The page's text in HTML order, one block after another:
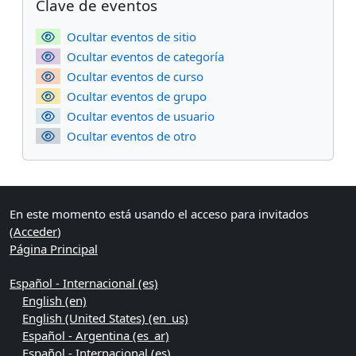
Clave de eventos
Ocultar eventos de sitio
Ocultar eventos de categoría
Ocultar eventos de curso
Ocultar eventos de grupo
Ocultar eventos de usuario
Ocultar eventos de otro
En este momento está usando el acceso para invitados
(Acceder)
Página Principal
Español - Internacional ‎(es)‎
English ‎(en)‎
English (United States) ‎(en_us)‎
Español - Argentina ‎(es_ar)‎
Español - Internacional ‎(es)‎